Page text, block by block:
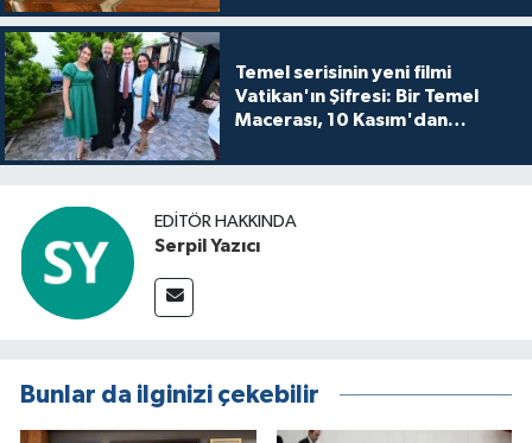
Temel serisinin yeni filmi
Vatikan'ın Şifresi: Bir Temel
Macerası, 10 Kasım'dan
buluşuyo
EDITÖR HAKKINDA
Serpil Yazıcı
Bunlar da ilginizi çekebilir